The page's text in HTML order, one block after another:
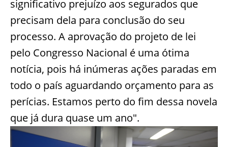
significativo prejuízo aos segurados que
precisam dela para conclusão do seu
processo. A aprovação do projeto de lei
pelo Congresso Nacional é uma ótima
notícia, pois há inúmeras ações paradas em
todo o país aguardando orçamento para as
perícias. Estamos perto do fim dessa novela
que já dura quase um ano".